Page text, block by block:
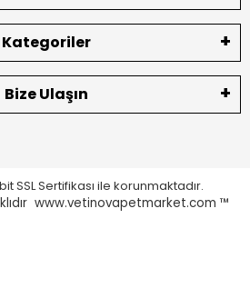
Kategoriler
Bize Ulaşın
SSL Sertifikası ile korunmaktadır.
www.vetinovapetmarket.com ™